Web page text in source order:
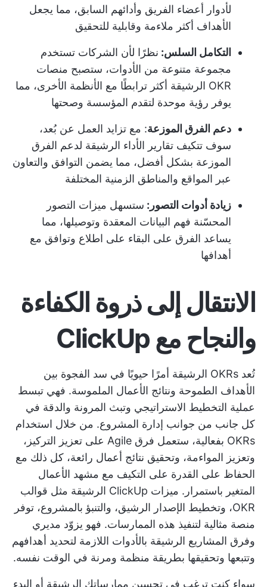
لأدوار أعضاء الفريق وأدائهم السابق، مما يجعل
الأهداف أكثر ملاءمة وقابلية للتحقيق
التكامل السلس: نظرًا لأن الشركات تستخدم
مجموعة متنوعة من الأدوات، ستصبح منصات
OKR الرشيقة أكثر ترابطًا مع الأنظمة الأخرى، مما
يوفر رؤية موحدة لتقدم المؤسسة وصحتها
دعم الفرق الموزعة: مع تزايد العمل عن بُعد،
سوف تتكيف تقارير الأداء الرشيقة لدعم الفرق
الموزعة بشكل أفضل، مما يضمن التوافق والتعاون
عبر المواقع والمناطق الزمنية المختلفة
زيادة أدوات التصور: ستسهل ميزات التصور
المحسّنة فهم البيانات المعقدة وتوصيلها، مما
يساعد الفرق على البقاء على اطلاع وتوافق مع
أهدافها
الانتقال إلى ذروة الكفاءة
والنجاح مع ClickUp
تُعد OKRs الرشيقة أمرًا حيويًا في سد الفجوة بين
الأهداف الطموحة ونتائج الأعمال الملموسة. فهي تبسط
عملية التخطيط الاستراتيجي وتبث المرونة والدقة في
كل جانب من جوانب إدارة المشروع. من خلال استخدام
OKRs بفعالية، ستعمل فرق Agile على تعزيز التركيز،
وتعزيز المواءمة، وتحقيق نتائج أعمال رائعة، كل ذلك مع
الحفاظ على القدرة على التكيف مع مشهد الأعمال
المتغير باستمرار. ميزات ClickUp الرشيقة
مثل قوالب
OKR، وتخطيط الإصدار الرشيق، والتنبؤ بالمشروع، توفر
منصة مثالية لتنفيذ هذه الممارسات. فهو يزوّد مديري
وفرق المشاريع الرشيقة بالأدوات اللازمة لتحديد أهدافهم
وتتبعها وتحقيقها بطريقة منظمة ومرنة في الوقت نفسه.
سواء كنت ترغب في تحسين ممارساتك الرشيقة أو البدء